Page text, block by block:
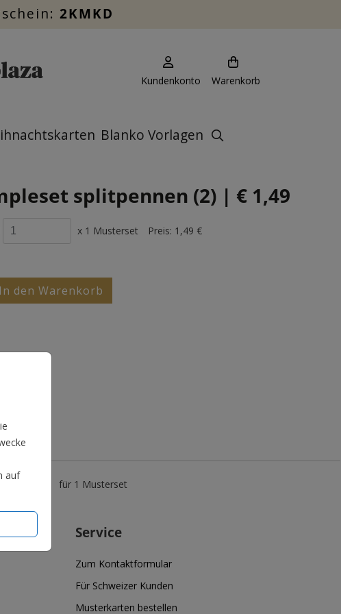
2KMKD
Kundenkonto Warenkorb
Blanko Vorlagen
auf
splitpennen (2) | € 1,49
x 1 Musterset Preis: 1,49 €
In den Warenkorb
1,49 € für 1 Musterset
Service
Zum Kontaktformular
Für Schweizer Kunden
Musterkarten bestellen